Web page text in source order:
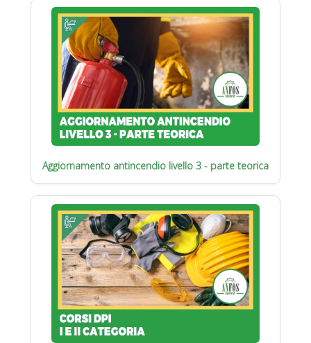
Aggiornamento antincendio livello 3 - parte teorica